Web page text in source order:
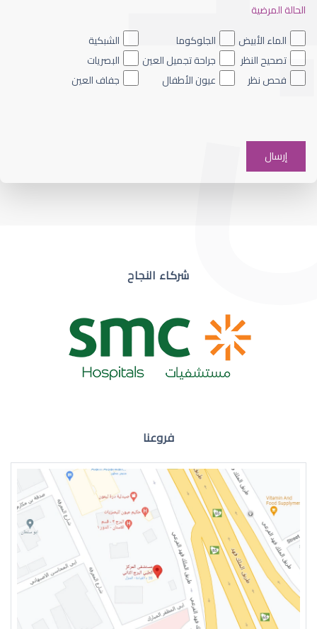
ضعف نظر العين اليسرى
ضعف نظر مفاجئ
ضعف نظر في العين اليسرى
الحالة المرضية
الماء الأبيض
الجلوكوما
الشبكية
تصحيح النظر
جراحة تجميل العين
البصريات
فحص نظر
عيون الأطفال جفاف العين
شركاء النجاح
فروعنا